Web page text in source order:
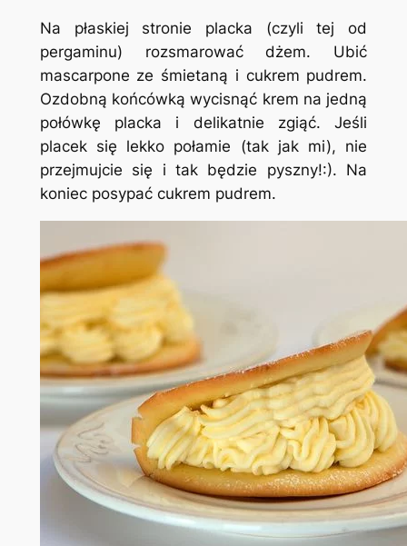
Na płaskiej stronie placka (czyli tej od
pergaminu) rozsmarować dżem. Ubić
mascarpone ze śmietaną i cukrem pudrem.
Ozdobną końcówką wycisnąć krem na jedną
połówkę placka i delikatnie zgiąć. Jeśli
placek się lekko połamie (tak jak mi), nie
przejmujcie się i tak będzie pyszny!:). Na
koniec posypać cukrem pudrem.